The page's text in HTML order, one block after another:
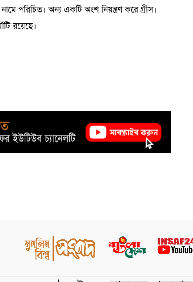
পরিচিত। অন্য একটি অংশ নিয়ন্ত্রণ করে গ্রীস।
রয়েছে।